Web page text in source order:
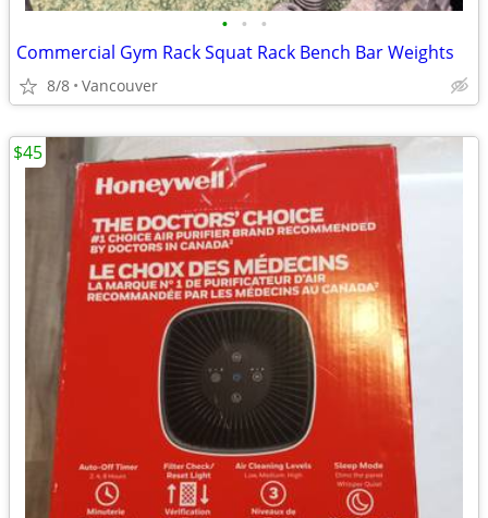
• • •
Commercial Gym Rack Squat Rack Bench Bar Weights
8/8 Vancouver
$45